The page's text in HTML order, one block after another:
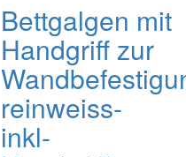
Bettgalgen mit
Handgriff zur
reinweiss-
inkl-